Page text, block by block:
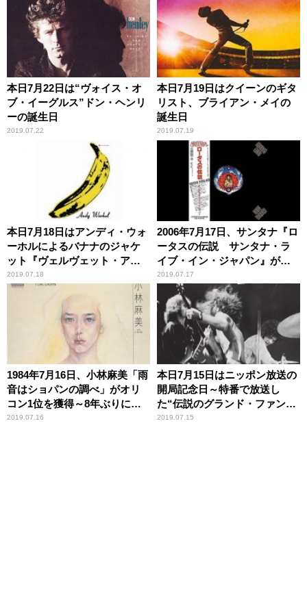
本日7月22日は“ヴォイス・オ
ブ・イーグルス”ドン・ヘンリ
ーの誕生日
2019.07.22
本日7月19日はクイーンのギタ
リスト、ブライアン・メイの
誕生日
2019.07.19
本日7月18日はアンディ・ウォ
ーホルによるバナナのジャケ
ット『ヴェルヴェット・アン
ダーグラウンド・アンド・ニ
コ』で知られる女性歌手ニコ
2019.07.18
2006年7月17日、サンタナ『ロ
ータスの伝説 サンタナ・ラ
イブ・イン・ジャパン』がギ
ネスブックに認定
2019.07.17
1984年7月16日、小林麻美「雨
音はショパンの調べ」がオリ
コン1位を獲得～8年ぶりにリ
リースされたシングル曲
2019.07.16
本日7月15日はニッポン放送の
開局記念日～特番で放送し
た“伝説のグランド・ファン
ク・レイルロード後楽園球場
2019.07.15